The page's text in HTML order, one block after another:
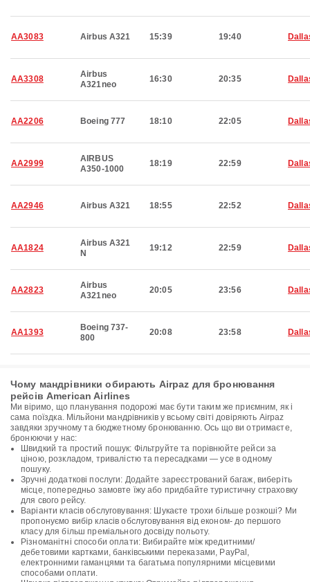
AA3083 Airbus A321 15:39 19:40
AA3308
Airbus
A321neo
16:30 20:35
AA2206 Boeing 777 18:10 22:05
AA2999
AIRBUS
A350-1000
18:19 22:59
AA2946 Airbus A321 18:55 22:52
AA1824
Airbus A321
N
19:12 22:59
AA2823
Airbus
A321neo
20:05 23:56
AA1393
Boeing 737-
800
20:08 23:58
Чому мандрівники обирають Airpaz для бронювання
рейсів American Airlines
Ми віримо, що планування подорожі має бути таким же приємним, як і
сама поїздка. Мільйони мандрівників у всьому світі довіряють Airpaz
завдяки зручному та бюджетному бронюванню. Ось що ви отримаєте,
бронюючи у нас:
Швидкий та простий пошук: Фільтруйте та порівнюйте рейси за
ціною, розкладом, тривалістю та пересадками — усе в одному
пошуку.
Зручні додаткові послуги: Додайте зареєстрований багаж, виберіть
місце, попередньо замовте їжу або придбайте туристичну страховку
для свого рейсу.
Варіанти класів обслуговування: Шукаєте трохи більше розкоші? Ми
пропонуємо вибір класів обслуговування від економ- до першого
класу для більш преміального досвіду польоту.
Різноманітні способи оплати: Вибирайте між кредитними/
дебетовими картками, банківськими переказами, PayPal,
електронними гаманцями та багатьма популярними місцевими
способами оплати.